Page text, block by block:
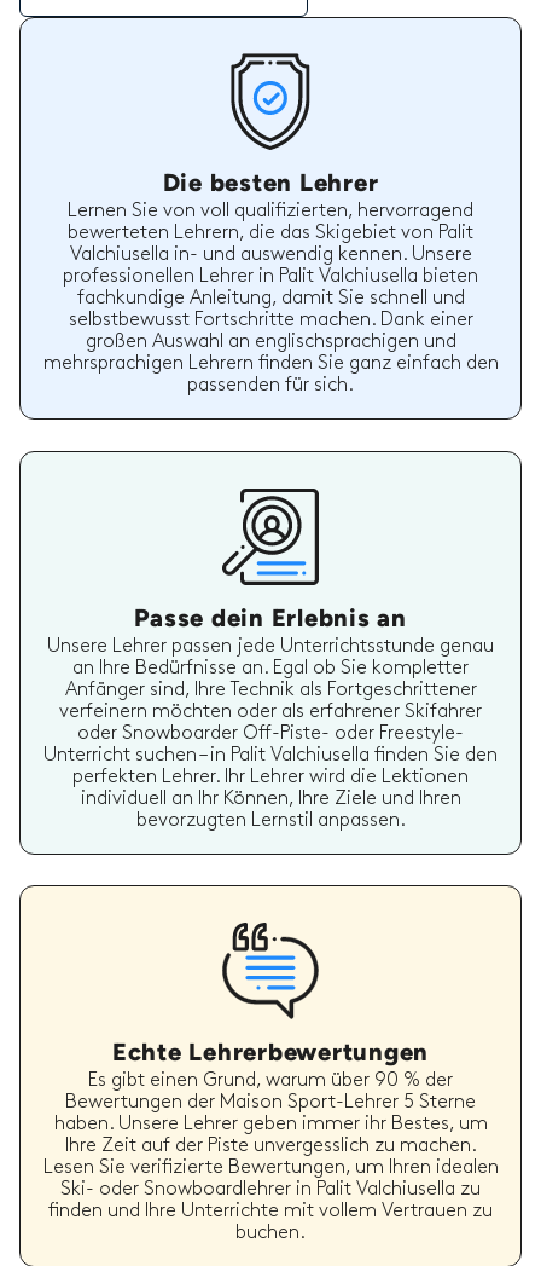
Die besten Lehrer
Lernen Sie von voll qualifizierten, hervorragend
bewerteten Lehrern, die das Skigebiet von Palit
Valchiusella in- und auswendig kennen. Unsere
professionellen Lehrer in Palit Valchiusella bieten
fachkundige Anleitung, damit Sie schnell und
selbstbewusst Fortschritte machen. Dank einer
großen Auswahl an englischsprachigen und
mehrsprachigen Lehrern finden Sie ganz einfach den
passenden für sich.
Passe dein Erlebnis an
Unsere Lehrer passen jede Unterrichtsstunde genau
an Ihre Bedürfnisse an. Egal ob Sie kompletter
Anfänger sind, Ihre Technik als Fortgeschrittener
verfeinern möchten oder als erfahrener Skifahrer
oder Snowboarder Off-Piste- oder Freestyle-
Unterricht suchen – in Palit Valchiusella finden Sie den
perfekten Lehrer. Ihr Lehrer wird die Lektionen
individuell an Ihr Können, Ihre Ziele und Ihren
bevorzugten Lernstil anpassen.
Echte Lehrerbewertungen
Es gibt einen Grund, warum über 90 % der
Bewertungen der Maison Sport-Lehrer 5 Sterne
haben. Unsere Lehrer geben immer ihr Bestes, um
Ihre Zeit auf der Piste unvergesslich zu machen.
Lesen Sie verifizierte Bewertungen, um Ihren idealen
Ski- oder Snowboardlehrer in Palit Valchiusella zu
finden und Ihre Unterrichte mit vollem Vertrauen zu
buchen.